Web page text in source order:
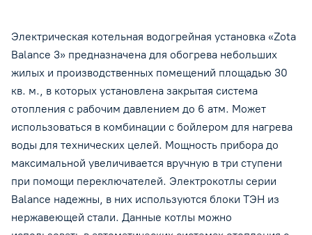
Электрическая котельная водогрейная установка «Zota
Balance 3» предназначена для обогрева небольших
жилых и производственных помещений площадью 30
кв. м., в которых установлена закрытая система
отопления с рабочим давлением до 6 атм. Может
использоваться в комбинации с бойлером для нагрева
воды для технических целей. Мощность прибора до
максимальной увеличивается вручную в три ступени
при помощи переключателей. Электрокотлы серии
Balance надежны, в них используются блоки ТЭН из
нержавеющей стали. Данные котлы можно